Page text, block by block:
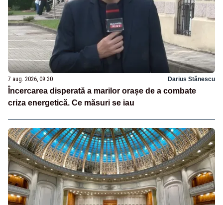
7 aug. 2026, 09:30 Darius Stănescu
Încercarea disperată a marilor orașe de a combate
criza energetică. Ce măsuri se iau